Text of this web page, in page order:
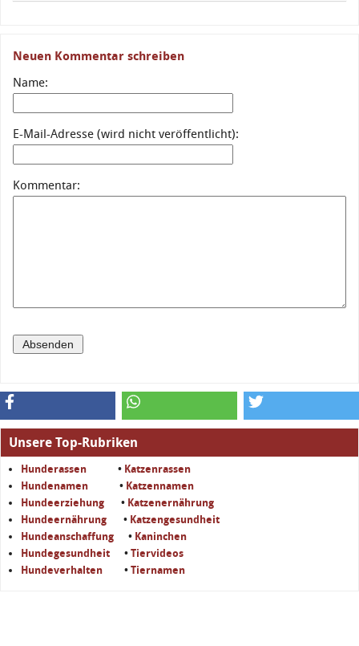
Neuen Kommentar schreiben
Name:
E-Mail-Adresse (wird nicht veröffentlicht):
Kommentar:
Unsere Top-Rubriken
Hunderassen • Katzenrassen
Hundenamen
• Katzennamen
Hundeerziehung • Katzenernährung
Hundeernährung • Katzengesundheit
Hundeanschaffung • Kaninchen
Hundegesundheit • Tiervideos
Hundeverhalten • Tiernamen